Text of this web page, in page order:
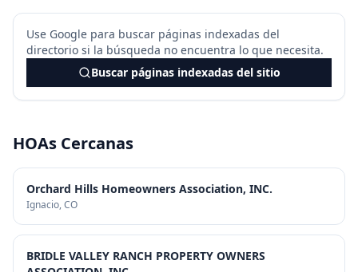
Use Google para buscar páginas indexadas del
directorio si la búsqueda no encuentra lo que necesita.
Buscar páginas indexadas del sitio
HOAs Cercanas
Orchard Hills Homeowners Association, INC.
Ignacio, CO
BRIDLE VALLEY RANCH PROPERTY OWNERS